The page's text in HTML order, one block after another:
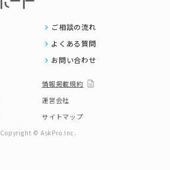
ご相談の流れ
よくある質問
お問い合わせ
情報掲載規約
運営会社
サイトマップ
Copyright © AskPro.Inc.